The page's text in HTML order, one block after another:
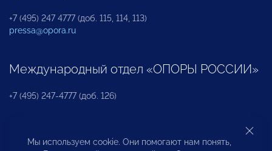
+7 (495) 247 4777 (доб. 115, 114, 113)
pressa@opora.ru
Международный отдел «ОПОРЫ РОССИИ»
+7 (495) 247-4777 (доб. 126)
Бюро по защите прав предпринимателей и
Мы используем cookie. Они помогают нам понять,